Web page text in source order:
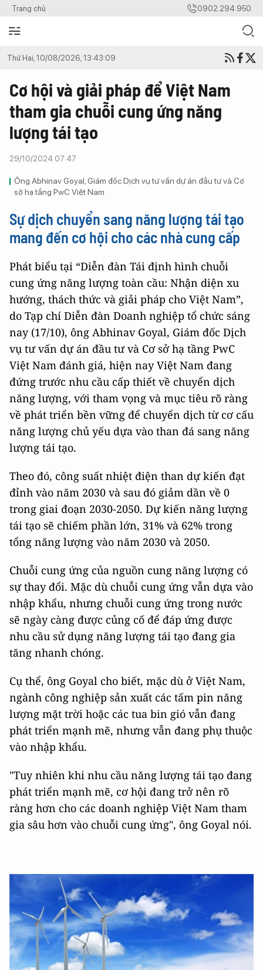
Trang chủ 0902.294.950
Thứ Hai, 10/08/2026, 13:43:09
Cơ hội và giải pháp để Việt Nam
tham gia chuỗi cung ứng năng
lượng tái tạo
29/10/2024 07:47
Ông Abhinav Goyal, Giám đốc Dịch vụ tư vấn dự án đầu tư và Cơ
sở hạ tầng PwC Việt Nam
Sự dịch chuyển sang năng lượng tái tạo
mang đến cơ hội cho các nhà cung cấp
Phát biểu tại “Diễn đàn Tái định hình chuỗi
cung ứng năng lượng toàn cầu: Nhận diện xu
hướng, thách thức và giải pháp cho Việt Nam”,
do Tạp chí Diễn đàn Doanh nghiệp tổ chức sáng
nay (17/10), ông Abhinav Goyal, Giám đốc Dịch
vụ tư vấn dự án đầu tư và Cơ sở hạ tầng PwC
Việt Nam đánh giá, hiện nay Việt Nam đang
đứng trước nhu cầu cấp thiết về chuyển dịch
năng lượng, với tham vọng và mục tiêu rõ ràng
về phát triển bền vững để chuyển dịch từ cơ cấu
năng lượng chủ yếu dựa vào than đá sang năng
lượng tái tạo.
Theo đó, công suất nhiệt điện than dự kiến đạt
đỉnh vào năm 2030 và sau đó giảm dần về 0
trong giai đoạn 2030-2050. Dự kiến năng lượng
tái tạo sẽ chiếm phần lớn, 31% và 62% trong
tổng năng lượng vào năm 2030 và 2050.
Chuỗi cung ứng của nguồn cung năng lượng có
sự thay đổi. Mặc dù chuỗi cung ứng vẫn dựa vào
nhập khẩu, nhưng chuỗi cung ứng trong nước
sẽ ngày càng được củng cố để đáp ứng được
nhu cầu sử dụng năng lượng tái tạo đang gia
tăng nhanh chóng.
Cụ thể, ông Goyal cho biết, mặc dù ở Việt Nam,
ngành công nghiệp sản xuất các tấm pin năng
lượng mặt trời hoặc các tua bin gió vẫn đang
phát triển mạnh mẽ, nhưng vẫn đang phụ thuộc
vào nhập khẩu.
"Tuy nhiên khi nhu cầu năng lượng tái tạo đang
phát triển mạnh mẽ, cơ hội đang trở nên rõ
ràng hơn cho các doanh nghiệp Việt Nam tham
gia sâu hơn vào chuỗi cung ứng", ông Goyal nói.